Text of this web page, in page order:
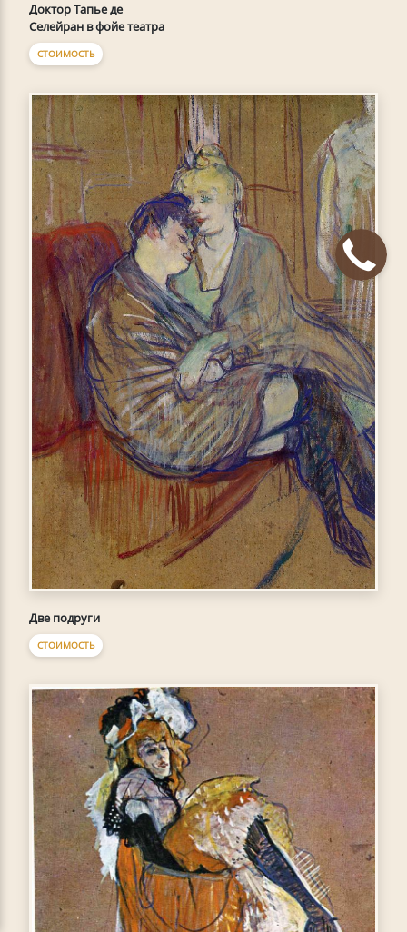
Доктор Тапье де
Селейран в фойе театра
СТОИМОСТЬ
Две подруги
СТОИМОСТЬ